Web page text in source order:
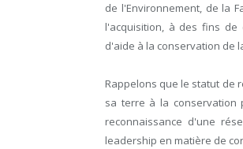
de l'Environnement, de la
l'acquisition, à des fins de
d'aide à la conservation de
Rappelons que le statut de
sa terre à la conservation
reconnaissance d'une
leadership en matière de